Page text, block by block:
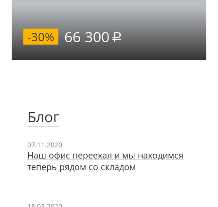
-30% 66 300
Блог
07.11.2020
Наш офис переехал и мы находимся
теперь рядом со складом